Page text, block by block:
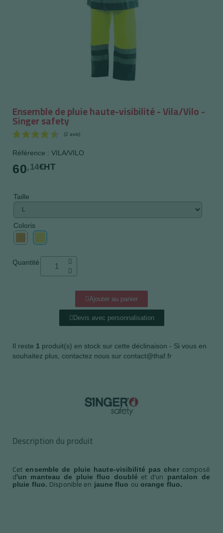
Ensemble de pluie haute-visibilité - Vila/Vilo -
Singer safety
Référence : VILA/VILO
60,14€HT
Taille
Coloris
Quantité
Ajouter au panier
Devis avec personnalisation
Il reste 1 produit(s) en stock sur cette déclinaison - Si vous en
souhaitez plus, contactez nous sur contact@thaf.fr
Description du produit
Cet ensemble de pluie haute-visibilité pas cher composé
d'un manteau de pluie fluo doublé et d'un pantalon de
pluie fluo. Disponible en jaune fluo ou orange fluo.